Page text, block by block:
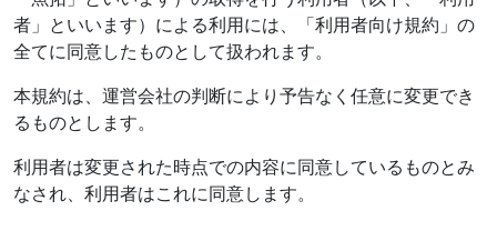
者」といいます）による利用には、「利用者向け規約」の
全てに同意したものとして扱われます。
本規約は、運営会社の判断により予告なく任意に変更でき
るものとします。
利用者は変更された時点での内容に同意しているものとみ
なされ、利用者はこれに同意します。